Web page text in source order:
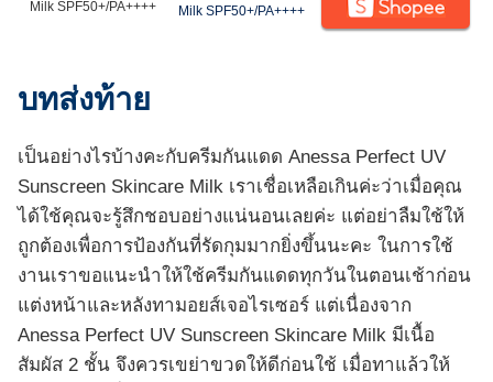
Milk SPF50+/PA++++
บทส่งท้าย
เป็นอย่างไรบ้างคะกับครีมกันแดด Anessa Perfect UV
Sunscreen Skincare Milk เราเชื่อเหลือเกินค่ะว่าเมื่อคุณ
ได้ใช้คุณจะรู้สึกชอบอย่างแน่นอนเลยค่ะ แต่อย่าลืมใช้ให้
ถูกต้องเพื่อการป้องกันที่รัดกุมมากยิ่งขึ้นนะคะ ในการใช้
งานเราขอแนะนำให้ใช้ครีมกันแดดทุกวันในตอนเช้าก่อน
แต่งหน้าและหลังทามอยส์เจอไรเซอร์ แต่เนื่องจาก
Anessa Perfect UV Sunscreen Skincare Milk มีเนื้อ
สัมผัส 2 ชั้น จึงควรเขย่าขวดให้ดีก่อนใช้ เมื่อทาแล้วให้